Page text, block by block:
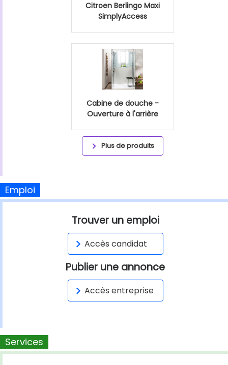
Citroen Berlingo Maxi
SimplyAccess
Cabine de douche -
Ouverture à l'arrière
Plus de produits
Emploi
Trouver un emploi
Accès candidat
Publier une annonce
Accès entreprise
Services